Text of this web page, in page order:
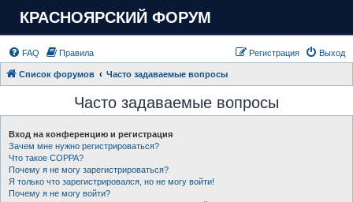
КРАСНОЯРСКИЙ ФОРУМ
FAQ Правила Выход
Регистрация
Список форумов Часто задаваемые вопросы
Часто задаваемые вопросы
Вход на конференцию и регистрация
Зачем мне нужно регистрироваться?
Что такое COPPA?
Почему я не могу зарегистрироваться?
Я только что зарегистрировался, но не могу войти!
Почему я не могу войти?